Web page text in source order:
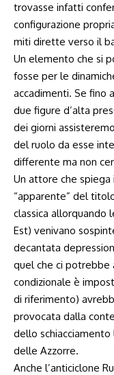
trovasse infatti
configurazione
miti dirette verso il
Un elemento che si
fosse per le
accadimenti. Se fino
due figure d’alta
dei giorni
del ruolo da esse
differente ma non
Un attore che
“apparente” del
classica allorquando
Est) venivano
decantata
quel che ci potrebbe
condizionale è
di riferimento)
provocata dalla
dello
delle Azzorre.
Anche l’anticiclone